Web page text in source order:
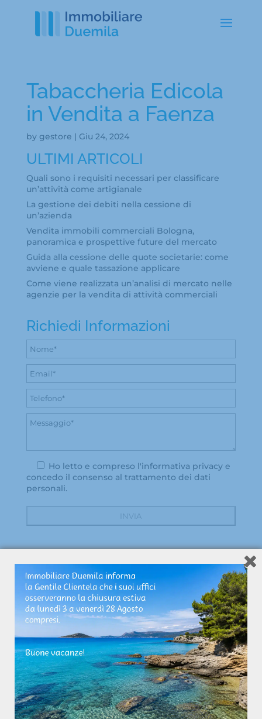
Tabaccheria Edicola
in Vendita a Faenza
by gestore | Giu 24, 2024
ULTIMI ARTICOLI
Quali sono i requisiti necessari per classificare
un’attività come artigianale
La gestione dei debiti nella cessione di
un’azienda
Vendita immobili commerciali Bologna,
panoramica e prospettive future del mercato
Guida alla cessione delle quote societarie: come
avviene e quale tassazione applicare
Come viene realizzata un’analisi di mercato nelle
agenzie per la vendita di attività commerciali
Richiedi Informazioni
Ho letto e compreso l'informativa privacye
concedo il consenso al trattamento dei dati
personali.
Immobiliare Duemila opera dal 1980 su tutto il